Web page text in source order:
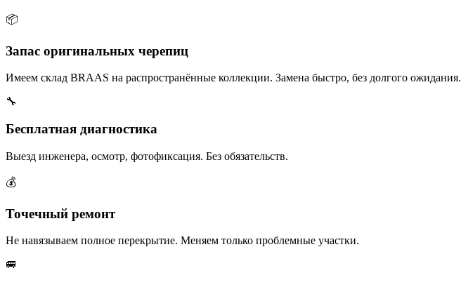
📦
Запас оригинальных черепиц
Имеем склад BRAAS на распространённые коллекции. Замена быстро, без долгого ожидания.
🔧
Бесплатная диагностика
Выезд инженера, осмотр, фотофиксация. Без обязательств.
💰
Точечный ремонт
Не навязываем полное перекрытие. Меняем только проблемные участки.
🚐